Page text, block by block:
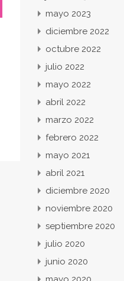
mayo 2023
diciembre 2022
octubre 2022
julio 2022
mayo 2022
abril 2022
marzo 2022
febrero 2022
mayo 2021
abril 2021
diciembre 2020
noviembre 2020
septiembre 2020
julio 2020
junio 2020